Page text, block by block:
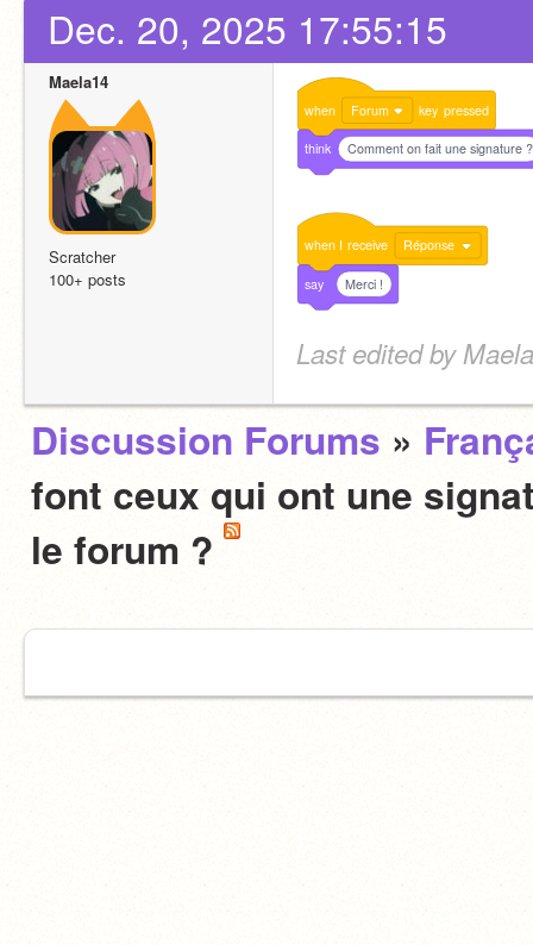
Dec. 20, 2025 17:55:15
Maela14
Scratcher
100+ posts
when Forum key pressed
think Comment on fait une signature ?
when I receive Réponse
say Merci !
Last edited by
Discussion Forums »
font ceux qui ont une
le forum ?